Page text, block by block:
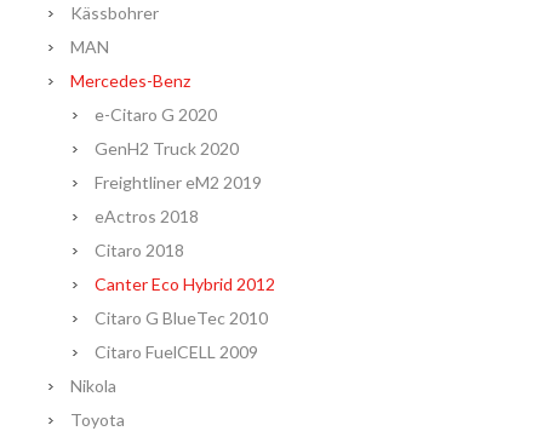
Kässbohrer
MAN
Mercedes-Benz
e-Citaro G 2020
GenH2 Truck 2020
Freightliner eM2 2019
eActros 2018
Citaro 2018
Canter Eco Hybrid 2012
Citaro G BlueTec 2010
Citaro FuelCELL 2009
Nikola
Toyota